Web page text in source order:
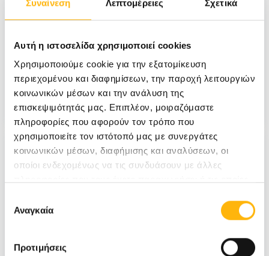
Συναίνεση Λεπτομέρειες Σχετικά
Αυτή η ιστοσελίδα χρησιμοποιεί cookies
Χρησιμοποιούμε cookie για την εξατομίκευση
περιεχομένου και διαφημίσεων, την παροχή λειτουργιών
κοινωνικών μέσων και την ανάλυση της
επισκεψιμότητάς μας. Επιπλέον, μοιραζόμαστε
πληροφορίες που αφορούν τον τρόπο που
χρησιμοποιείτε τον ιστότοπό μας με συνεργάτες
κοινωνικών μέσων, διαφήμισης και αναλύσεων, οι
οποίοι ενδεχομένως να τις συνδυάσουν με άλλες
των υπηρεσιών τους.
συγκατάθεσης
Αναγκαία
Προτιμήσεις
Τεύχος 36
Δείτε το τεύχος